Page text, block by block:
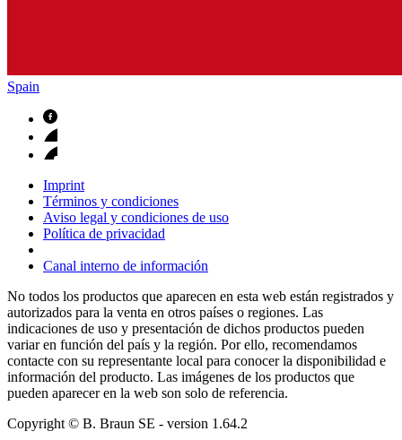
Spain
Imprint
Términos y condiciones
Aviso legal y condiciones de uso
Política de privacidad
Canal interno de información
No todos los productos que aparecen en esta web están registrados y
autorizados para la venta en otros países o regiones. Las
indicaciones de uso y presentación de dichos productos pueden
variar en función del país y la región. Por ello, recomendamos
contacte con su representante local para conocer la disponibilidad e
información del producto. Las imágenes de los productos que
pueden aparecer en la web son solo de referencia.
Copyright © B. Braun SE - version 1.64.2